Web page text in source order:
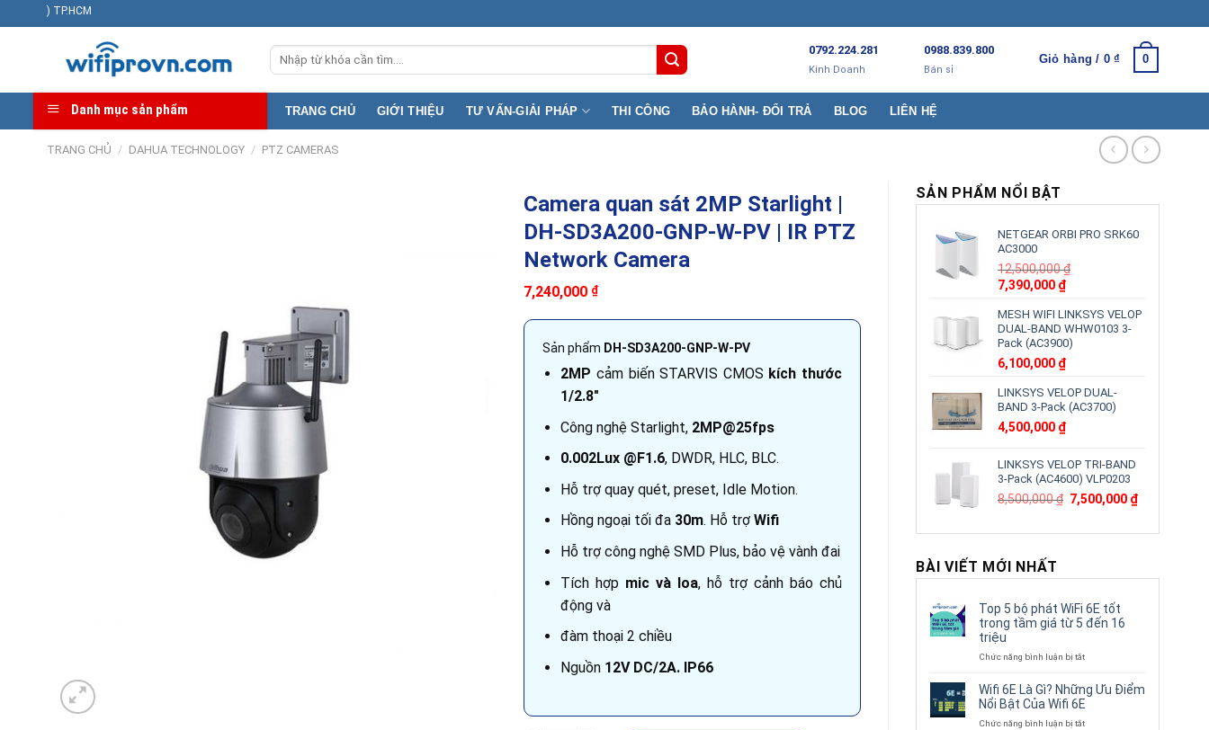
to
Tìm
kiếm:
0792.224.281
Kinh Doanh
0988.839.800
Bán sỉ
Giỏ hàng / 0₫ 0
Danh mục sản phẩm TRANG CHỦ GIỚI THIỆU TƯ VẤN-GIẢI PHÁP THI CÔNG BẢO HÀNH- ĐỔI TRẢ BLOG LIÊN HỆ
TRANG CHỦ / DAHUA TECHNOLOGY / PTZ CAMERAS
Camera quan sát 2MP Starlight |
DH-SD3A200-GNP-W-PV | IR PTZ
Network Camera
7,240,000 ₫
Sản phẩm DH-SD3A200-GNP-W-PV
2MP cảm biến STARVIS CMOS kích thước
1/2.8″
Công nghệ Starlight, 2MP@25fps
0.002Lux @F1.6, DWDR, HLC, BLC.
Hỗ trợ quay quét, preset, Idle Motion.
Hồng ngoại tối đa 30m. Hỗ trợWifi
Hỗ trợ công nghệ SMD Plus, bảo vệ vành đai
Tích hợp mic và loa, hỗ trợ cảnh báo chủ
động và
đàm thoại 2 chiều
Nguồn 12V DC/2A. IP66
SẢN PHẨM NỔI BẬT
NETGEAR ORBI PRO SRK60
AC3000
12,500,000₫
Giá
là:
12,500,000 ₫.
7,390,000 ₫Giá
tại
là:
7,390,000 ₫.
MESH WIFI LINKSYS VELOP
DUAL-BAND WHW0103 3-
Pack (AC3900)
6,100,000 ₫
LINKSYS VELOP DUAL-
BAND 3-Pack (AC3700)
4,500,000 ₫
LINKSYS VELOP TRI-BAND
3-Pack (AC4600) VLP0203
8,500,000₫ Giá
là:
7,500,000 ₫Giá
tại
BÀI VIẾT MỚI NHẤT
Top 5 bộ phát WiFi 6E tốt
trong tầm giá từ 5 đến 16
triệu
Chức năng bình luận bị tắtở
bộ
phát
WiFi
Wifi 6E Là Gì? Những Ưu Điểm
Nổi Bật Của Wifi 6E
Chức năng bình luận bị tắtở